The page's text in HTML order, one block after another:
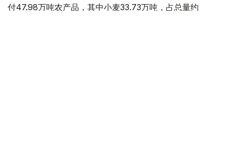
付47.98万吨农产品，其中小麦33.73万吨，占总量约